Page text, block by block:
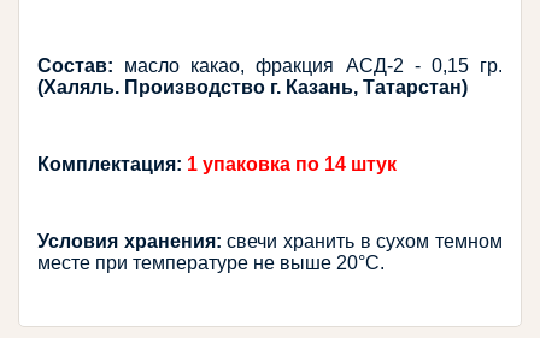
Состав:
(Халяль. Производство г. Казань, Татарстан)
Комплектация: 1 упаковка по 14 штук
Условия хранения: свечи хранить в сухом темном
месте при температуре не выше 20°С.